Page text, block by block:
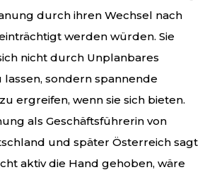
durch ihren Wechsel nach
werden würden. Sie
nicht durch Unplanbares
sondern spannende
ergreifen, wenn sie sich bieten.
als Geschäftsführerin von
und später Österreich sagt
aktiv die Hand gehoben, wäre